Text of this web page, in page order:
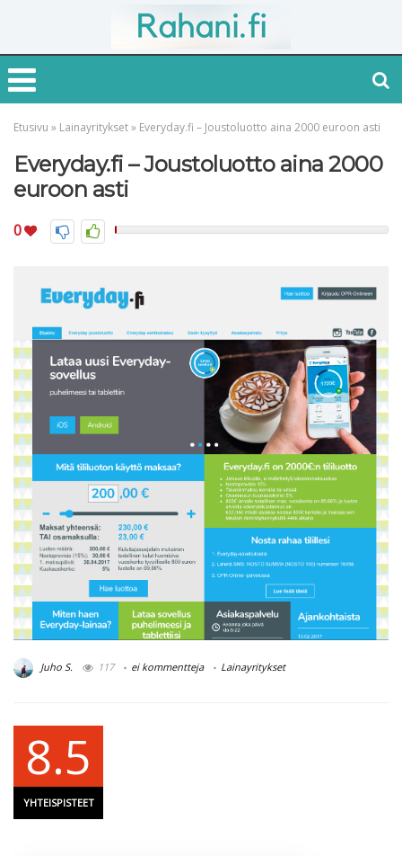
Etusivu » Lainayritykset» Everyday.fi – Joustoluotto aina 2000 euroon asti
Everyday.fi – Joustoluotto aina 2000
euroon asti
0
Juho S. 117 ei kommentteja Lainayritykset
8.5
YHTEISPISTEET